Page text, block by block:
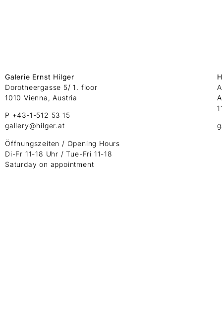
Galerie Ernst Hilger
Dorotheergasse 5/ 1. floor
1010 Vienna, Austria
P +43-1-512 53 15
gallery@hilger.at
Öffnungszeiten / Opening Hours
Di-Fr 11-18 Uhr / Tue-Fri 11-18
Saturday on appointment